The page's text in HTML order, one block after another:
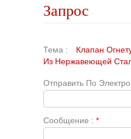
Запрос
Тема :
Клапан
Из Нержавеющей
Отправить По
Сообщение : *